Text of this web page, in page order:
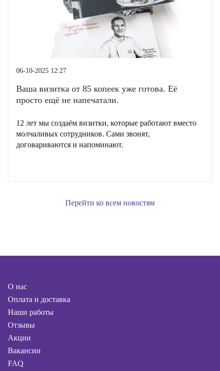
06-10-2025 12:27
Ваша визитка от 85 копеек уже готова. Её
просто ещё не напечатали.
12 лет мы создаём визитки, которые работают вместо
молчаливых сотрудников. Сами звонят,
договариваются и напоминают.
Перейти ко всем новостям
О нас
Оплата и доставка
Наши работы
Отзывы
Акции
Вакансии
FAQ